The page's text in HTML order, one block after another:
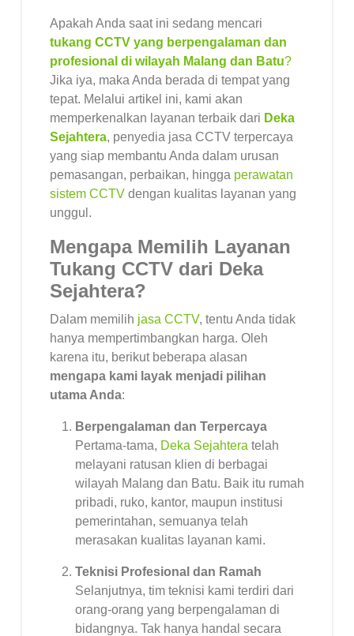
Apakah Anda saat ini sedang mencari
tukang CCTV yang berpengalaman dan
profesional di wilayah Malang dan Batu?
Jika iya, maka Anda berada di tempat yang
tepat. Melalui artikel ini, kami akan
memperkenalkan layanan terbaik dari Deka
Sejahtera, penyedia jasa CCTV terpercaya
yang siap membantu Anda dalam urusan
pemasangan, perbaikan, hingga perawatan
sistem CCTV dengan kualitas layanan yang
unggul.
Mengapa Memilih Layanan
Tukang CCTV dari Deka
Sejahtera?
Dalam memilih jasa CCTV, tentu Anda tidak
hanya mempertimbangkan harga. Oleh
karena itu, berikut beberapa alasan
mengapa kami layak menjadi pilihan
utama Anda:
Berpengalaman dan Terpercaya
Pertama-tama, Deka Sejahtera telah
melayani ratusan klien di berbagai
wilayah Malang dan Batu. Baik itu rumah
pribadi, ruko, kantor, maupun institusi
pemerintahan, semuanya telah
merasakan kualitas layanan kami.
Teknisi Profesional dan Ramah
Selanjutnya, tim teknisi kami terdiri dari
orang-orang yang berpengalaman di
bidangnya. Tak hanya handal secara